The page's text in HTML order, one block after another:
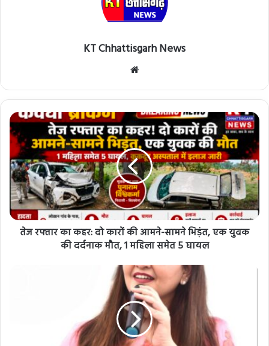
KT Chhattisgarh News
तेज रफ्तार का कहर: दो कारों की आमने-सामने भिड़ंत, एक युवक
की दर्दनाक मौत, 1 महिला समेत 5 घायल